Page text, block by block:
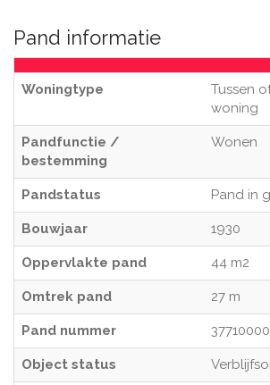
Pand informatie
Woningtype
Tussen
woning
Pandfunctie /
bestemming
Wonen
Pandstatus Pand in
Bouwjaar 1930
Oppervlakte pand 44 m2
Omtrek pand 27 m
Pand nummer
Object status